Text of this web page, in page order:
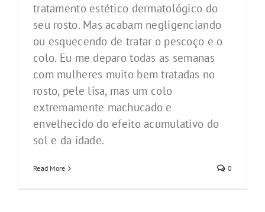
tratamento estético dermatológico do
seu rosto. Mas acabam negligenciando
ou esquecendo de tratar o pescoço e o
colo. Eu me deparo todas as semanas
com mulheres muito bem tratadas no
rosto, pele lisa, mas um colo
extremamente machucado e
envelhecido do efeito acumulativo do
sol e da idade.
Read More 0